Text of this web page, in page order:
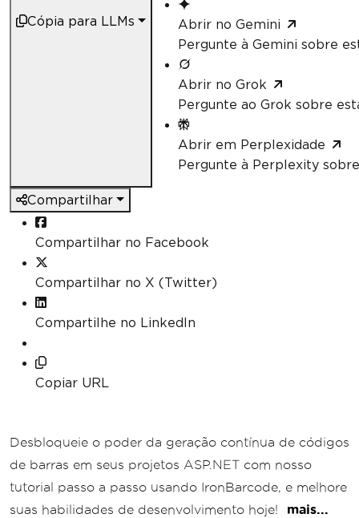
Cópia para LLMs
Abrir no Gemini
Pergunte à Gemini sobre
Abrir no Grok
Pergunte ao Grok sobre
Abrir em Perplexidade
Pergunte à Perplexity
Compartilhar
Compartilhar no Facebook
Compartilhar no X (Twitter)
Compartilhe no LinkedIn
Copiar URL
Desbloqueie o poder da geração contínua de códigos
de barras em seus projetos ASP.NET com nosso
tutorial passo a passo usando IronBarcode, e melhore
suas habilidades de desenvolvimento hoje!
mais...